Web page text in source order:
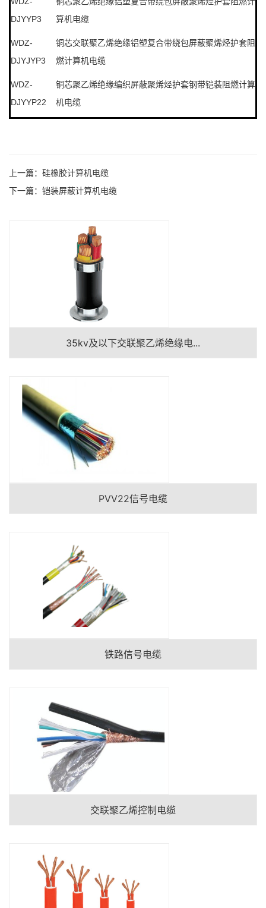
DJYYP3
算机电缆
WDZ-
DJYJYP3
铜芯交联聚乙烯绝缘铝塑复合带绕包屏蔽聚烯烃护套阻
燃计算机电缆
WDZ-
DJYYP22
铜芯聚乙烯绝缘编织屏蔽聚烯烃护套钢带铠装阻燃计算
机电缆
上一篇： 硅橡胶计算机电缆
下一篇： 铠装屏蔽计算机电缆
35kv及以下交联聚乙烯绝缘电...
PVV22信号电缆
铁路信号电缆
交联聚乙烯控制电缆